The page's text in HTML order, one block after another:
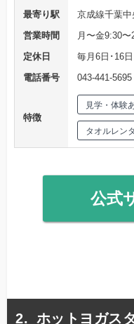
最寄り駅
京成線千葉
営業時間
月〜金9:30
定休日
毎月6日･16
電話番号
043-441-5695
特徴
見学・体験
タオルレン
公式
ホットヨガス